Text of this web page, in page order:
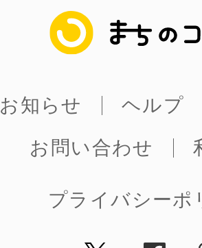
まちのコイン
お知らせ
ヘルプ
お問い合わせ
プライバシーポ